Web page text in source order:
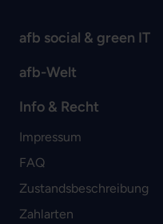
afb social & green IT
afb-Welt
Info & Recht
Impressum
FAQ
Zustandsbeschreibung
Zahlarten